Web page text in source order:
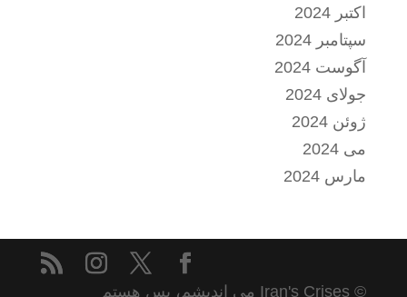
اکتبر 2024
سپتامبر 2024
آگوست 2024
جولای 2024
ژوئن 2024
می 2024
مارس 2024
© Iran's Crises می اندیشم، پس هستم